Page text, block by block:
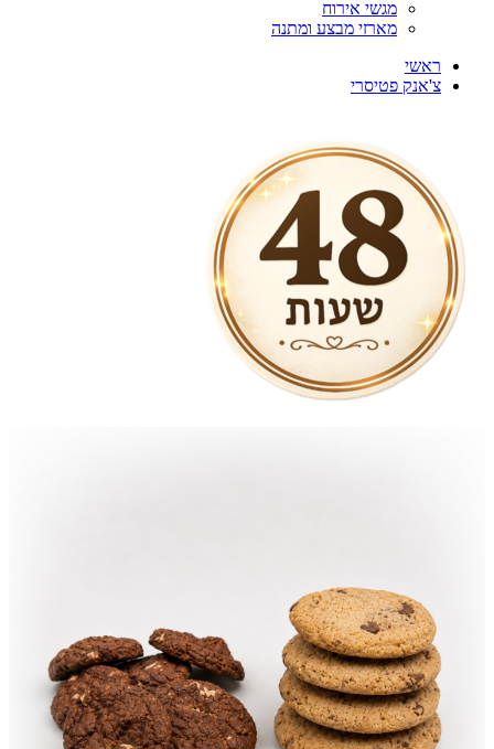
מגשי אירוח
מארזי מבצע ומתנה
ראשי
צ'אנק פטיסרי